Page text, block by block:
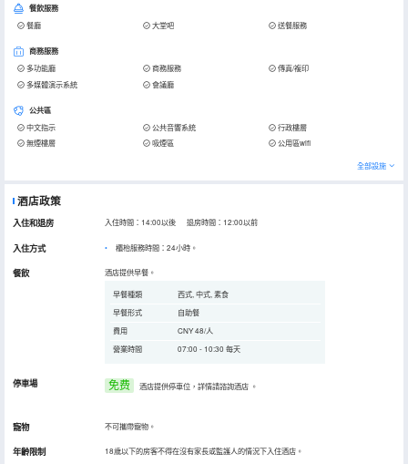
餐飲服務
餐廳 大堂吧 送餐服務
商務服務
多功能廳 商務服務
傳真/複印
多媒體演示系統
會議廳
公共區
中文指示 公共音響系統
行政樓層
無煙樓層
吸煙區 公用區wifi
全部設施
酒店政策
入住和退房 入住時間：14:00以後 退房時間：12:00以前
入住方式 櫃枱服務時間：24小時。
餐飲 酒店提供早餐。
早餐種類
西式, 中式, 素食
早餐形式
自助餐
費用
CNY 48/人
營業時間
07:00 - 10:30 每天
停車場 免费 酒店提供停車位，詳情請諮詢酒店 。
寵物 不可攜帶寵物。
年齡限制 18歲以下的房客不得在沒有家長或監護人的情況下入住酒店。